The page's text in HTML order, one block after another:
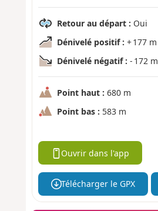
Retour au départ : Oui
Dénivelé positif : + 177 m
Dénivelé négatif : - 172 m
Point haut : 680 m
Point bas : 583 m
Ouvrir dans l'app
Télécharger le GPX